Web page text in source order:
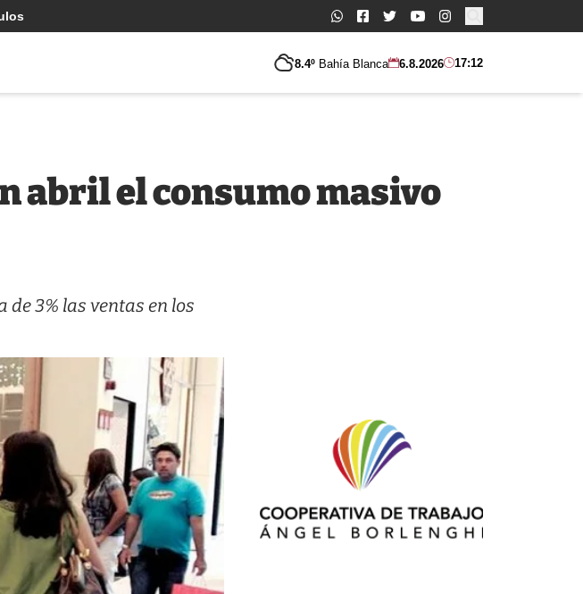
Buscar:
8.4º Bahía Blanca 6.8.2026 17:12
abril el consumo masivo
3% las ventas en los